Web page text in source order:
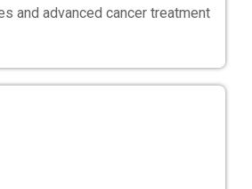
and advanced cancer treatment